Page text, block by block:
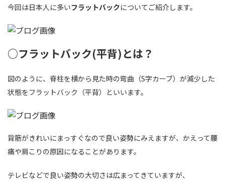
今回は日本人に多いフラットバックについてご紹介します。
○フラットバック(平背)とは？
図のように、脊柱を横から見た時の弯曲（S字カーブ）が減少した
状態をフラットバック（平背）といいます。
背筋がきれいにまっすぐなので良い姿勢にみえますが、かえって腰
痛や肩こりの原因になることがあります。
テレビなどで良い姿勢の大切さは広まってきていますが、